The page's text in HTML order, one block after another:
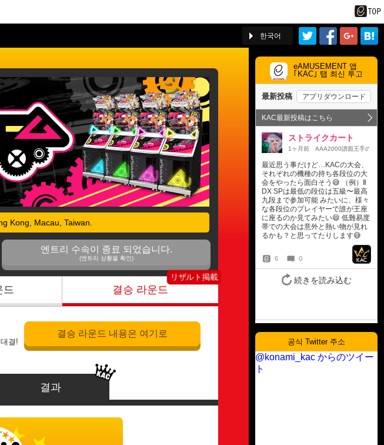
한국어
ジ(The 5th KAC)
Kong, Macau, Taiwan.
엔트리 수속이 종료 되었습니다.
(엔트리 상황을 확인)
드 결승 라운드
결!
결승 라운드 내용은 여기로
결과
eAMUSEMENT 앱
｢KAC｣ 탭 최신 투고
공식 Twitter 주소
@konami_kac からのツイー
ト